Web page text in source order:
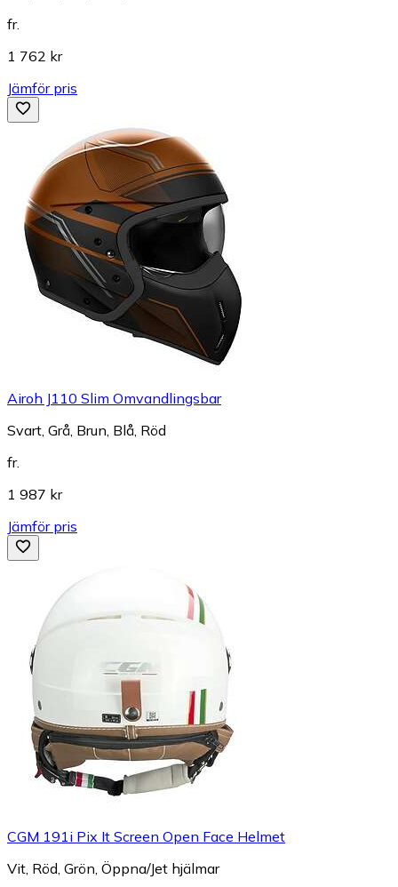
fr.
1 762 kr
Jämför pris
Airoh J110 Slim Omvandlingsbar
Svart, Grå, Brun, Blå, Röd
fr.
1 987 kr
Jämför pris
CGM 191i Pix It Screen Open Face Helmet
Vit, Röd, Grön, Öppna/Jet hjälmar